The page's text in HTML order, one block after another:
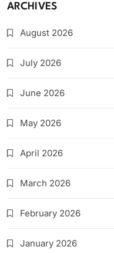
ARCHIVES
August 2026
July 2026
June 2026
May 2026
April 2026
March 2026
February 2026
January 2026